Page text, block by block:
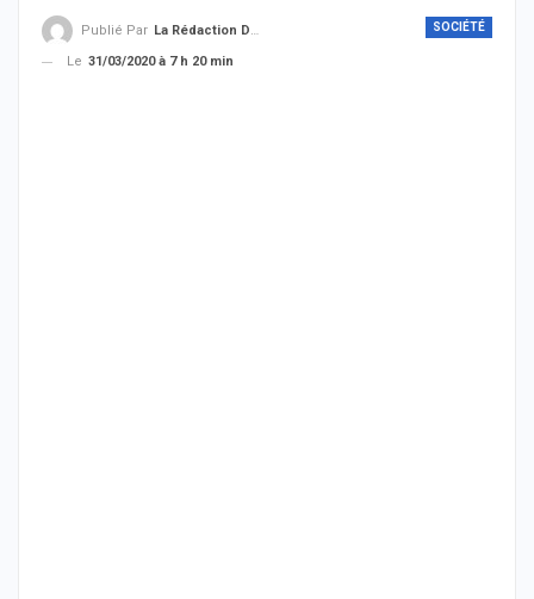
SOCIÉTÉ
Publié Par La Rédaction De THIEYSENEGAL.com
Le 31/03/2020 à 7 h 20 min